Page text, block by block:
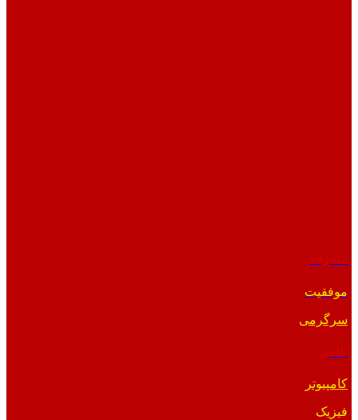
موفقیت
سرگرمی
کامپیوتر
فیزیک